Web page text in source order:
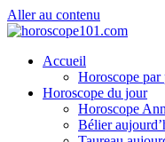
Aller au contenu
Accueil
Horoscope par
Horoscope du jour
Horoscope
Bélier